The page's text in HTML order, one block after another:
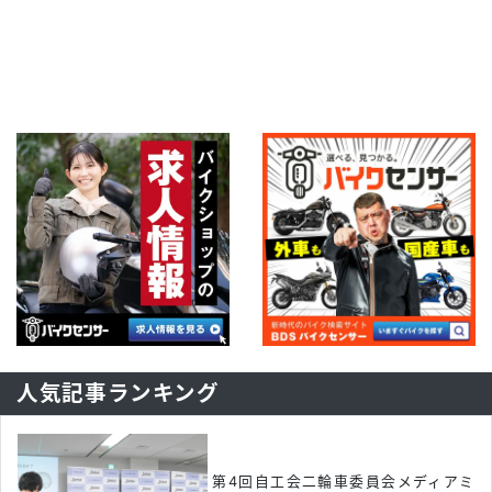
人気記事ランキング
第4回自工会二輪車委員会メディアミ